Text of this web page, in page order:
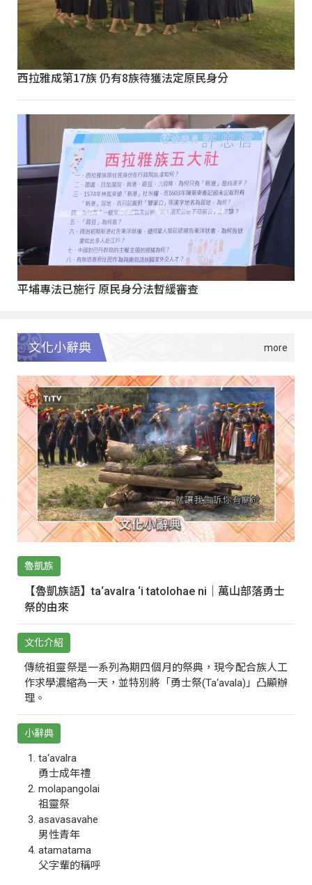
西拉雅成第17族 仍有8族待獲法定原民身分
平埔專法已施行 原民身分法暫緩審查
文化小辭典
魯凱族
【魯凱族語】ta‘avalra ‘i tatolohae ni｜萬山部落勇士
祭的由來
文化介紹
傳統祖靈祭是一系列為期四個月的祭典，現今配合族人工
作求學濃縮為一天，並特別將「勇士祭(Ta‘avala)」凸顯辦
理。
小辭典
ta‘avalra
勇士成年禮
molapangolai
祖靈祭
asavasavahe
男性青年
atamatama
父字輩的稱呼